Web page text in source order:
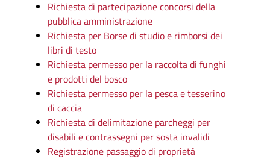
Richiesta di partecipazione concorsi della
pubblica amministrazione
Richiesta per Borse di studio e rimborsi dei
libri di testo
Richiesta permesso per la raccolta di funghi
e prodotti del bosco
Richiesta permesso per la pesca e tesserino
di caccia
Richiesta di delimitazione parcheggi per
disabili e contrassegni per sosta invalidi
Registrazione passaggio di proprietà